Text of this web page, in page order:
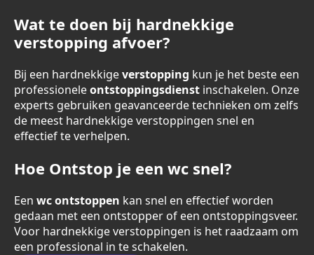
Wat te doen bij hardnekkige
verstopping afvoer?
Bij een hardnekkigeverstopping kun je het beste een
professioneleontstoppingsdienst inschakelen. Onze
experts gebruiken geavanceerde technieken om zelfs
de meest hardnekkige verstoppingen snel en
effectief te verhelpen.
Hoe Ontstop je een wc snel?
Een wc ontstoppen kan snel en effectief worden
gedaan met een ontstopper of een ontstoppingsveer.
Voor hardnekkige verstoppingen is het raadzaam om
een professional in te schakelen.